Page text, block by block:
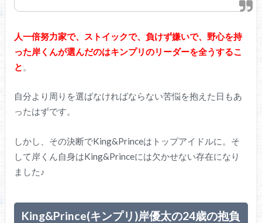
人一倍努力家で、ストイックで、負けず嫌いで、野心を持
った岸くんが選んだのはキンプリのリーダーを全うするこ
と 。
自分より周りを選ばなければならない苦悩を抱えた日もあ
ったはずです。
しかし、その決断でKing&Princeはトップアイドルに。そ
して岸くん自身はKing&Princeには欠かせない存在になり
ました♪
King&Prince(キンプリ)岸優太の24歳の抱負